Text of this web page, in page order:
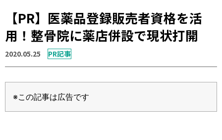
国家試験対策
学会・セミナー情報
運営元 お問い合わせ
【PR】医薬品登録販売者資格を活
用！整骨院に薬店併設で現状打開
2020.05.25 PR記事
※この記事は広告です